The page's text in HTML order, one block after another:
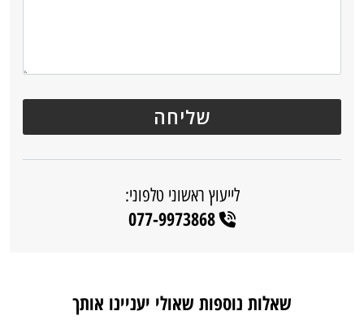
לייעוץ ראשוני טלפוני:
077-9973868
שאלות נוספות שאולי יעניינו אותך